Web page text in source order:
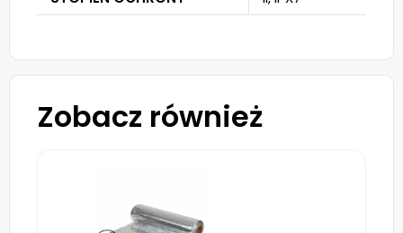
Zobacz również